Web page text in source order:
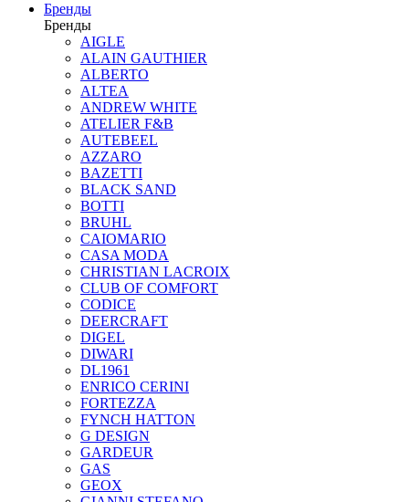
Бренды
Бренды
AIGLE
ALAIN GAUTHIER
ALBERTO
ALTEA
ANDREW WHITE
ATELIER F&B
AUTEBEEL
AZZARO
BAZETTI
BLACK SAND
BOTTI
BRUHL
CAIOMARIO
CASA MODA
CHRISTIAN LACROIX
CLUB OF COMFORT
CODICE
DEERCRAFT
DIGEL
DIWARI
DL1961
ENRICO CERINI
FORTEZZA
FYNCH HATTON
G DESIGN
GARDEUR
GAS
GEOX